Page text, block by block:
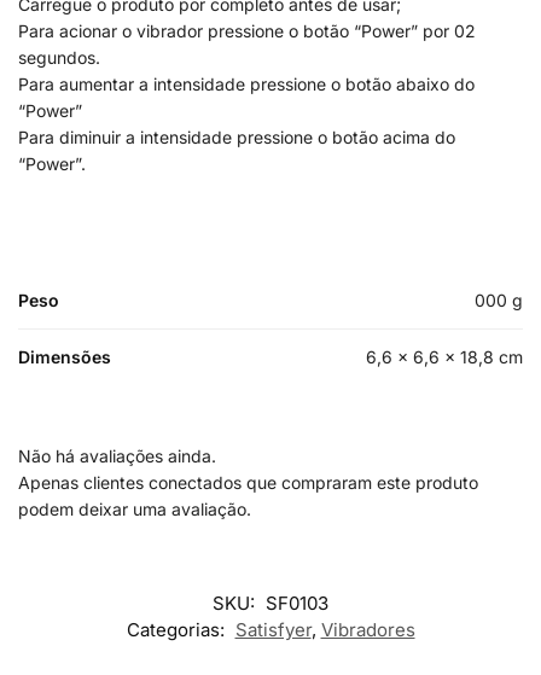
Para acionar o vibrador pressione o botão “Power” por 02
segundos.
Para aumentar a intensidade pressione o botão abaixo do
“Power”
Para diminuir a intensidade pressione o botão acima do
“Power”.
Peso 000 g
Dimensões 6,6 × 6,6 × 18,8 cm
Não há avaliações ainda.
Apenas clientes conectados que compraram este produto
podem deixar uma avaliação.
SKU: SF0103
Categorias: Satisfyer, Vibradores